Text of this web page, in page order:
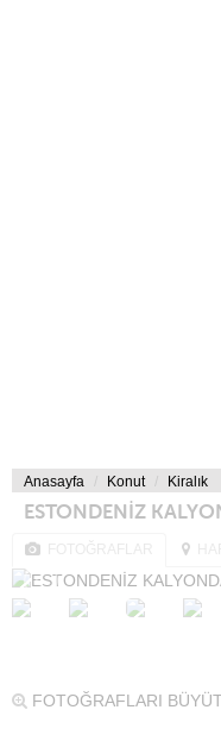
Anasayfa Konut Kiralık
ESTONDENİZ
FOTOĞRAFLARI